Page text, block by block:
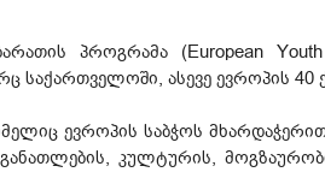
პროგრამა (European
საქართველოში, ასევე ევროპის 40
ევროპის საბჭოს
კულტურის,